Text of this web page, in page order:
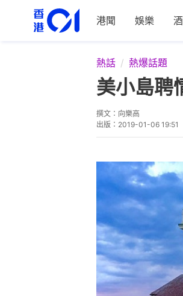
港聞 娛樂
熱話 熱爆話題
美小島
撰文： 向樂高
出版： 2019-01-06 19:51